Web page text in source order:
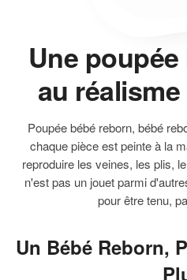
Une
au
Poupée bébé reborn, bébé
chaque pièce est peinte à la
reproduire les veines, les plis,
n'est pas un jouet parmi
pour être tenu,
Un Bébé Reborn,